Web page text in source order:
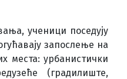
ученици поседују
запослење на
места: урбанистички
(градилиште,